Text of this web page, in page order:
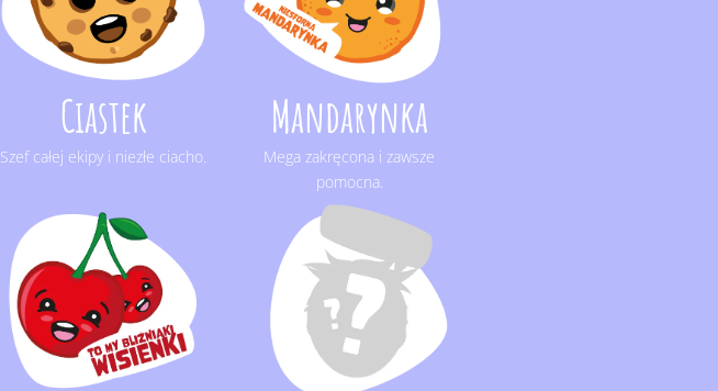
Ciastek
Szef całej ekipy i niezłe ciacho.
Mandarynka
Mega zakręcona i zawsze
pomocna.